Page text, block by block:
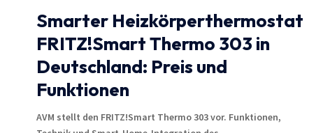
Smarter Heizkörperthermostat
FRITZ!Smart Thermo 303 in
Deutschland: Preis und
Funktionen
AVM stellt den FRITZ!Smart Thermo 303 vor. Funktionen,